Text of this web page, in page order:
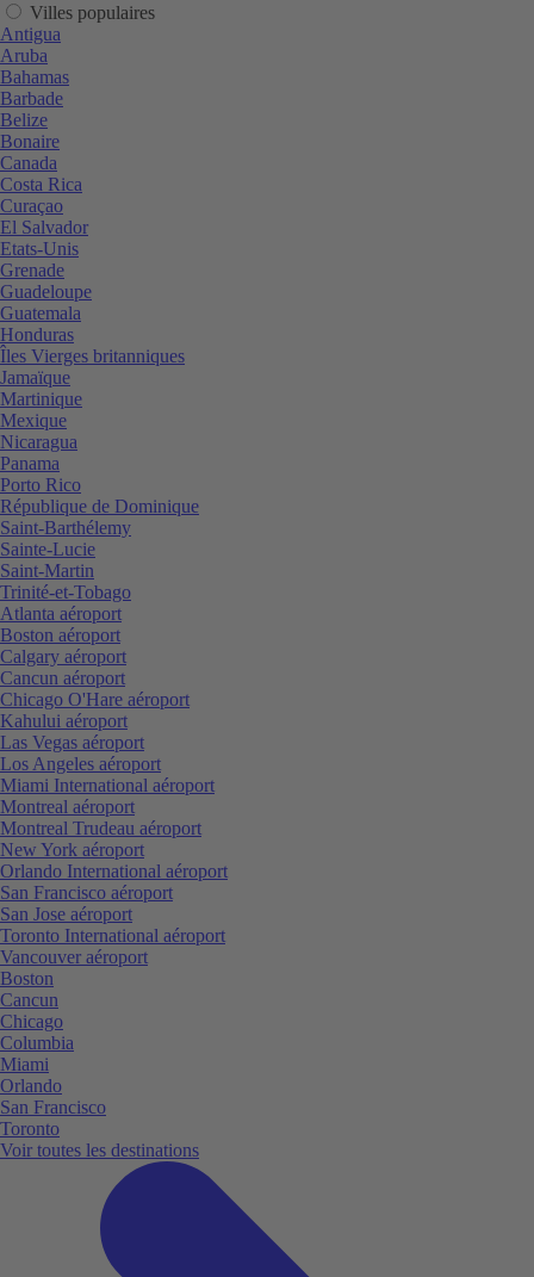
Villes populaires
Antigua
Aruba
Bahamas
Barbade
Belize
Bonaire
Canada
Costa Rica
Curaçao
El Salvador
Etats-Unis
Grenade
Guadeloupe
Guatemala
Honduras
Îles Vierges britanniques
Jamaïque
Martinique
Mexique
Nicaragua
Panama
Porto Rico
République de Dominique
Saint-Barthélemy
Sainte-Lucie
Saint-Martin
Trinité-et-Tobago
Atlanta aéroport
Boston aéroport
Calgary aéroport
Cancun aéroport
Chicago O'Hare aéroport
Kahului aéroport
Las Vegas aéroport
Los Angeles aéroport
Miami International aéroport
Montreal aéroport
Montreal Trudeau aéroport
New York aéroport
Orlando International aéroport
San Francisco aéroport
San Jose aéroport
Toronto International aéroport
Vancouver aéroport
Boston
Cancun
Chicago
Columbia
Miami
Orlando
San Francisco
Toronto
Voir toutes les destinations